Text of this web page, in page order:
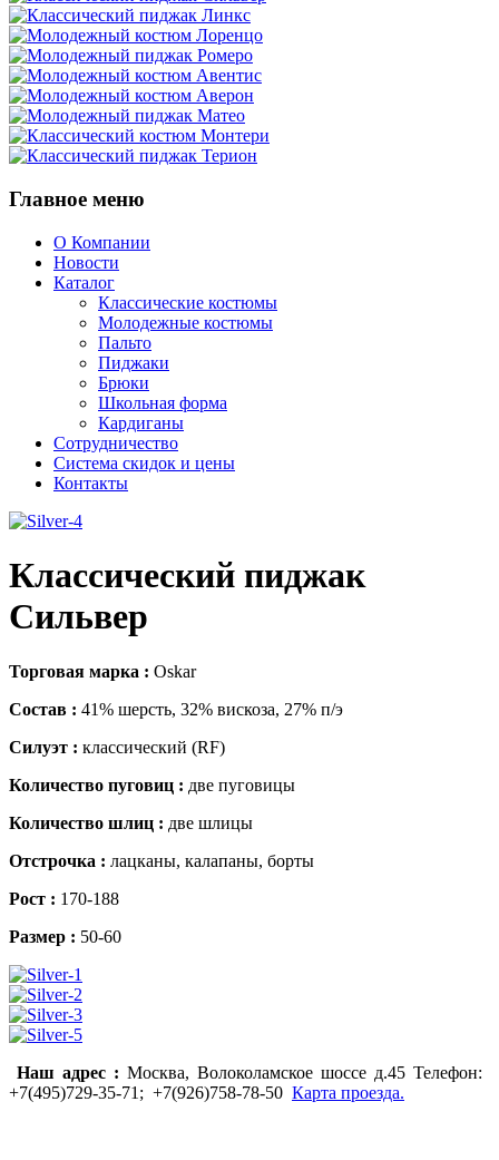
Главное меню
О Компании
Новости
Каталог
Классические костюмы
Молодежные костюмы
Пальто
Пиджаки
Брюки
Школьная форма
Кардиганы
Сотрудничество
Система скидок и цены
Контакты
Классический пиджак
Сильвер
Торговая марка : Oskar
Состав : 41% шерсть, 32% вискоза, 27% п/э
Силуэт : классический (RF)
Количество пуговиц : две пуговицы
Количество шлиц : две шлицы
Отстрочка : лацканы, калапаны, борты
Рост : 170-188
Размер : 50-60
Наш адрес : Москва, Волоколамское шоссе д.45 Телефон:
+7(495)729-35-71 ; +7(926)758-78-50 Карта проезда.